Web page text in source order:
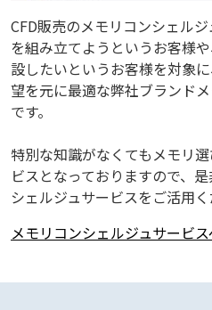
CFD販売のメモリコンシェル
を組み立てようというお客様
設したいというお客様を対象
望を元に最適な弊社ブランド
です。
特別な知識がなくてもメモリ
ビスとなっておりますので、
シェルジュサービスをご活用く
メモリコンシェルジュサービ